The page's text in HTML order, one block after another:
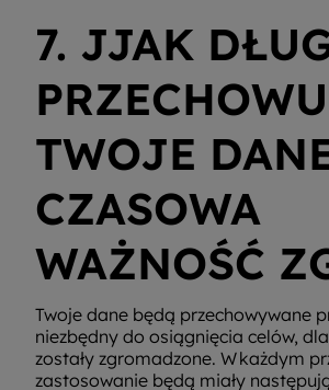
7. JJAK
TWOJE
CZASOWA
WAŻNOŚĆ
Twoje dane będą przechowywane
niezbędny do osiągnięcia celów,
zostały zgromadzone. W każdym
zastosowanie będą miały